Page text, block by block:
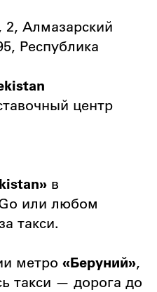
2, Алмазарский
Республика
центр
в
или любом
такси.
метро «Беруний»,
такси — дорога до